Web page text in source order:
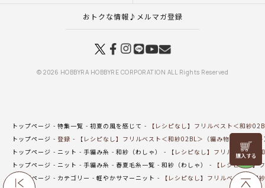
リリヤン
フェア
おトクな情報♪メルマガ登録
© 2026 HOBBYRA HOBBYRE CORPORATION ALL Rights Reserved
トップページ 特集一覧 初夏の風を感じて
【レシピなし】フリルベスト＜和紗
トップページ
登録
【レシピなし】フリルベスト＜和紗02BL＞（編み物 材料セッ
トップページ
ニット 手編み糸 和紗（わしゃ）
【レシピなし】フリルベスト＜
トップページ
ニット 手編み糸 春夏毛糸一覧 和紗（わしゃ）
【レシピなし】
トップページ
カテゴリー 軽やかサマーニット
【レシピなし】フリルベスト＜和